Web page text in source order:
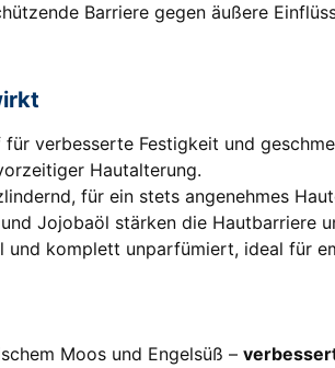
Barriere gegen äußere
für verbesserte Festigkeit und
Hautalterung.
für ein stets angenehmes
Jojobaöl stärken die Hautbarriere
und komplett unparfümiert, ideal für
Moos und Engelsüß –